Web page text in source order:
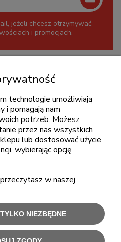
jeżeli chcesz otrzymywać
i promocjach.
717345566
08:00-16:00
KONTO
technologie umożliwiają
i pomagają nam
potrzeb. Możesz
przez nas wszystkich
lub dostosować użycie
wybierając opcję
w naszej
NIEZBĘDNE